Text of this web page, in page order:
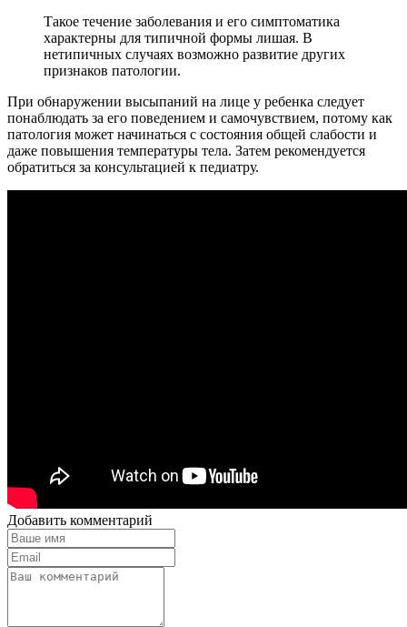
Такое течение заболевания и его симптоматика
характерны для типичной формы лишая. В
нетипичных случаях возможно развитие других
признаков патологии.
При обнаружении высыпаний на лице у ребенка следует
понаблюдать за его поведением и самочувствием, потому как
патология может начинаться с состояния общей слабости и
даже повышения температуры тела. Затем рекомендуется
обратиться за консультацией к педиатру.
Добавить комментарий